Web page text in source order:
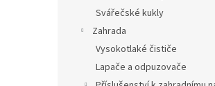
Svářečské kukly
Zahrada
Vysokotlaké čističe
Lapače a odpuzovače